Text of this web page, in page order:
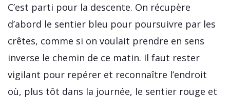
C’est parti pour la descente. On récupère
d’abord le sentier bleu pour poursuivre par les
crêtes, comme si on voulait prendre en sens
inverse le chemin de ce matin. Il faut rester
vigilant pour repérer et reconnaître l’endroit
où, plus tôt dans la journée, le sentier rouge et